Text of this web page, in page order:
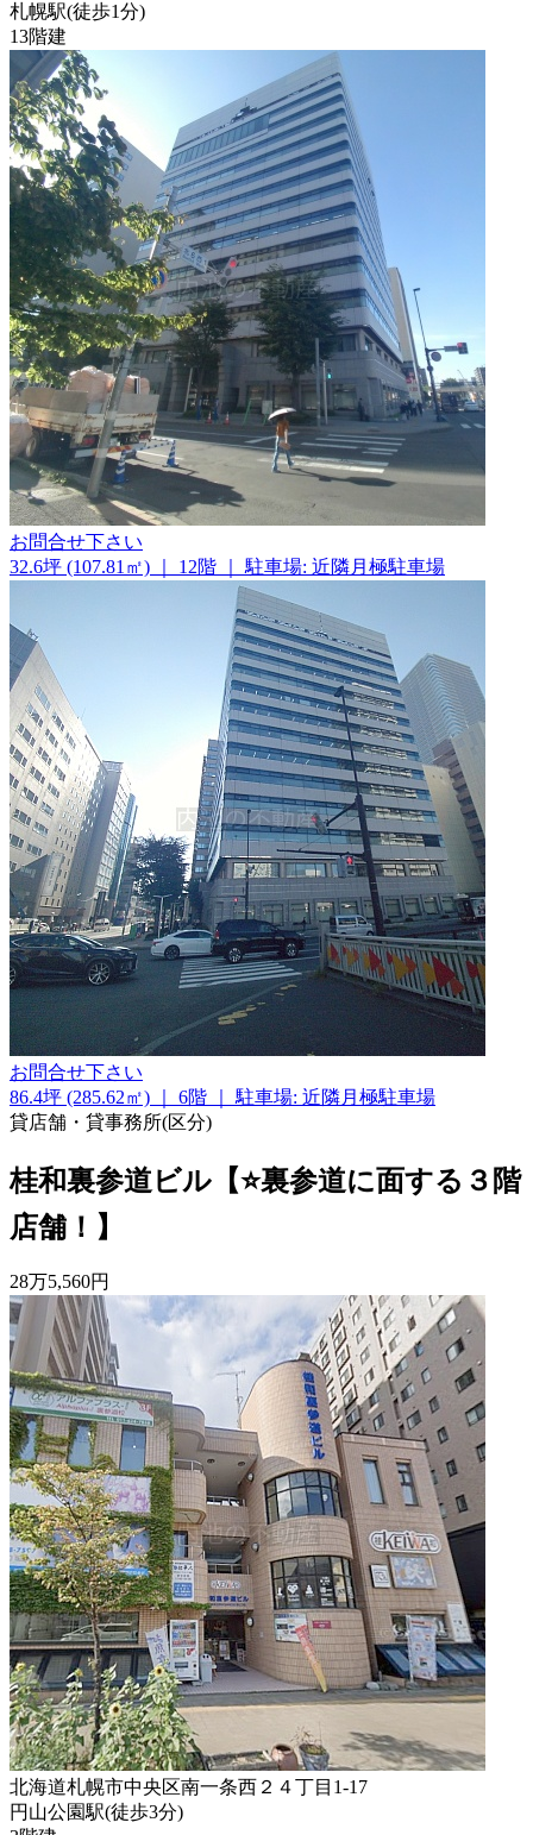
札幌駅(徒歩1分)
13階建
お問合せ下さい
32.6坪 (107.81㎡)
12階 駐車場: 近隣月極駐車場
お問合せ下さい
86.4坪 (285.62㎡)
6階
駐車場: 近隣月極駐車場
貸店舗・貸事務所(区分)
桂和裏参道ビル【⭐裏参道に面する３階
店舗！】
28万5,560円
北海道札幌市中央区南一条西２４丁目1-17
円山公園駅(徒歩3分)